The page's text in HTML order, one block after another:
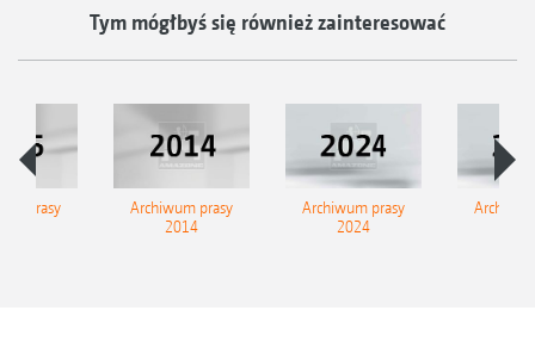
Tym mógłbyś się również zainteresować
prasy
Archiwum prasy
2014
Archiwum prasy
2024